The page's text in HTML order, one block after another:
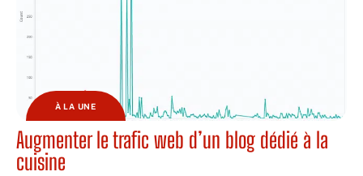
À LA UNE
Augmenter le trafic web d’un blog dédié à la
cuisine